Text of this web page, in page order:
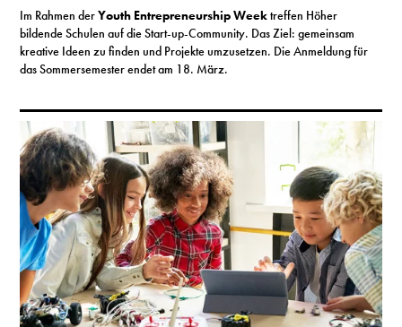
Im Rahmen derYouth Entrepreneurship Weektreffen Höher
bildende Schulen auf die Start-up-Community. Das Ziel: gemeinsam
kreative Ideen zu finden und Projekte umzusetzen. Die Anmeldung für
das Sommersemester endet am 18. März.